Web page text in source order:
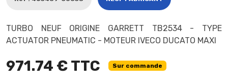
TURBO NEUF ORIGINE GARRETT TB2534 - TYPE
ACTUATOR PNEUMATIC - MOTEUR IVECO DUCATO MAXI
971.74 € TTC Sur commande